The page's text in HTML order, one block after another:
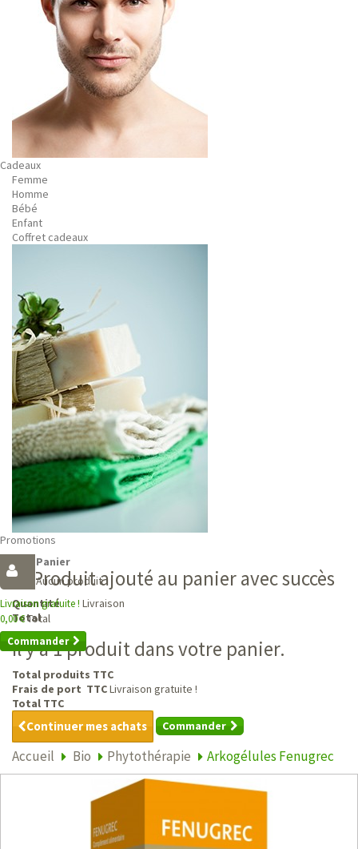
Cadeaux
Femme
Homme
Bébé
Enfant
Coffret cadeaux
Promotions
Panier
Aucun produit
Livraison gratuite ! Livraison
0,00 €Total
Commander
Produit ajouté au panier avec succès
Quantité
Total
Il y a 1 produit dans votre panier.
Total produits TTC
Frais de port TTCLivraison gratuite !
Total TTC
Continuer mes achats Commander
Accueil Bio Phytothérapie Arkogélules Fenugrec